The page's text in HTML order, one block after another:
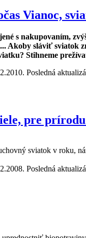
Vianoc,
s nakupovaním,
Akoby sláviť sviatok
Stihneme
Posledná
pre prírodu
sviatok v roku,
Posledná